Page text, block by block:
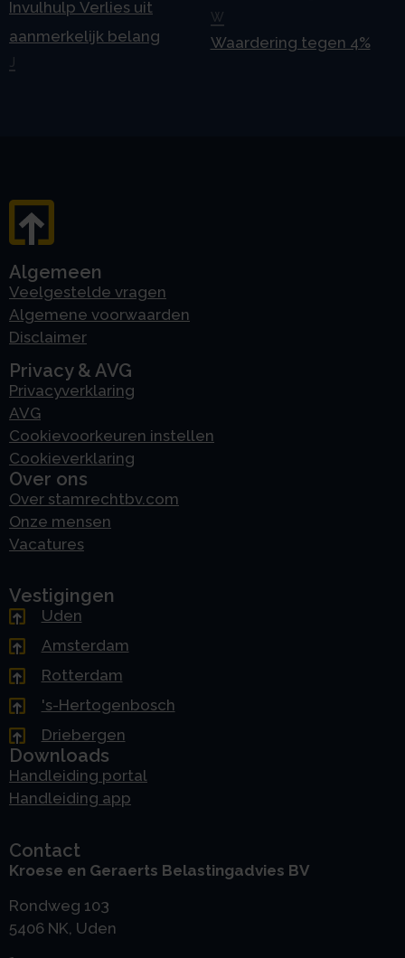
Invulhulp Verlies uit
aanmerkelijk belang
W
Waardering tegen 4%
Algemeen
Veelgestelde vragen
Algemene voorwaarden
Disclaimer
Privacy & AVG
Privacyverklaring
AVG
Cookievoorkeuren instellen
Cookieverklaring
Over ons
Over stamrechtbv.com
Onze mensen
Vacatures
Vestigingen
Uden
Amsterdam
Rotterdam
's-Hertogenbosch
Driebergen
Downloads
Handleiding portal
Handleiding app
Contact
Kroese en Geraerts Belastingadvies BV
Rondweg 103
5406 NK, Uden